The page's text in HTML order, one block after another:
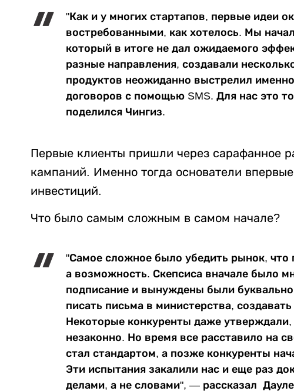
"Как и у многих стартапов, первые идеи
востребованными, как хотелось. Мы
который в итоге не дал ожидаемого
разные направления, создавали
продуктов неожиданно выстрелил
договоров с помощью SMS. Для нас это
поделился Чингиз.
Первые клиенты пришли через сарафанное
кампаний. Именно тогда основатели
инвестиций.
Что было самым сложным в самом начале?
"Самое сложное было убедить рынок, что
а возможность. Скепсиса вначале было
подписание и вынуждены были буквально
писать письма в министерства,
Некоторые конкуренты даже утверждали,
незаконно. Но время все расставило на
стал стандартом, а позже конкуренты
Эти испытания закалили нас и еще раз
делами, а не словами", — рассказал